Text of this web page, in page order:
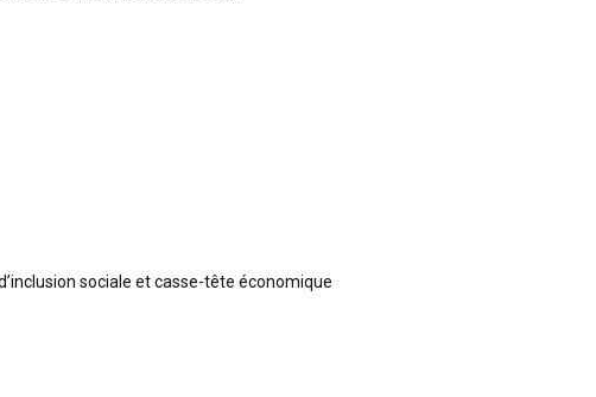
sociale et casse-tête économique